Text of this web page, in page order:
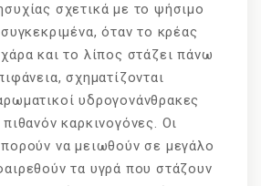
σχετικά με το ψήσιμο
όταν το κρέας
και το λίπος στάζει πάνω
σχηματίζονται
υδρογονάνθρακες
καρκινογόνες. Οι
να μειωθούν σε μεγάλο
τα υγρά που στάζουν